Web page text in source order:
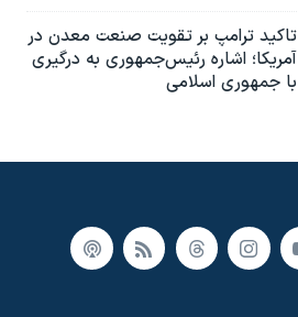
تاکید ترامپ بر تقویت صنعت معدن در
آمریکا؛ اشاره رئیس‌جمهوری به درگیری
با جمهوری اسلامی